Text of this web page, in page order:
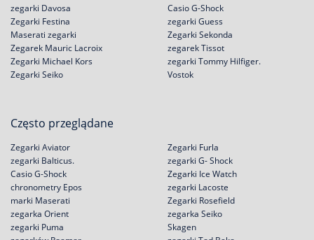
zegarki Davosa
Zegarki Festina
Casio G-Shock
zegarki Guess
Maserati zegarki
Zegarek Mauric Lacroix
Zegarki Michael Kors
Zegarki Seiko
Zegarki Sekonda
zegarek Tissot
zegarki Tommy Hilfiger.
Vostok
Często przeglądane
Zegarki Aviator
zegarki Balticus.
Casio G-Shock
chronometry Epos
Zegarki Furla
zegarki G- Shock
Zegarki Ice Watch
zegarki Lacoste
marki Maserati
zegarka Orient
zegarki Puma
Zegarki Rosefield
zegarka Seiko
Skagen